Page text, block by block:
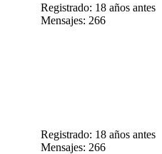
Registrado: 18 años antes
Mensajes: 266
Registrado: 18 años antes
Mensajes: 266